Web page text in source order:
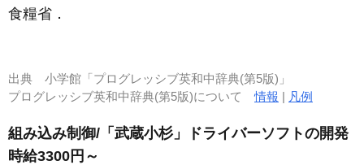
食糧省 ．
出典 小学館「プログレッシブ英和中辞典(第5版)」
プログレッシブ英和中辞典(第5版)について情報 | 凡例
組み込み制御/「武蔵小杉」ドライバーソフトの開発
時給3300円～